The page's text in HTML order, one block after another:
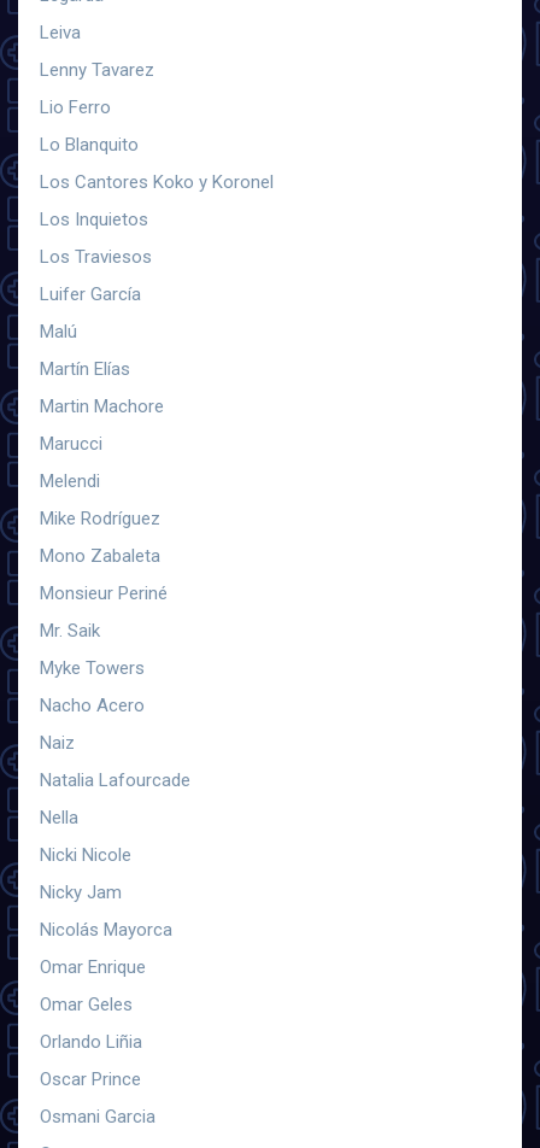
Leiva
Lenny Tavarez
Lio Ferro
Lo Blanquito
Los Cantores Koko y Koronel
Los Inquietos
Los Traviesos
Luifer García
Malú
Martín Elías
Martin Machore
Marucci
Melendi
Mike Rodríguez
Mono Zabaleta
Monsieur Periné
Mr. Saik
Myke Towers
Nacho Acero
Naiz
Natalia Lafourcade
Nella
Nicki Nicole
Nicky Jam
Nicolás Mayorca
Omar Enrique
Omar Geles
Orlando Liñia
Oscar Prince
Osmani Garcia